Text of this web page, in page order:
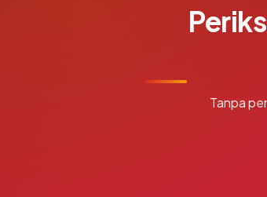
Tanpa